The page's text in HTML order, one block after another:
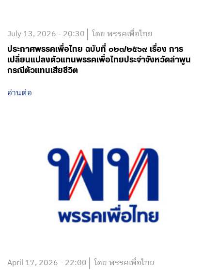
July 13, 2026 - 20:30 โดย พรรคเพื่อไทย
ประกาศพรรคเพื่อไทย ฉบับที่ ๐๒๓/๒๕๖๙ เรื่อง การ
เปลี่ยนแปลงตัวแทนพรรคเพื่อไทยประจำจังหวัดลำพูน
กรณีตัวแทนเสียชีวิต
อ่านต่อ
April 17, 2026 - 22:00 โดย พรรคเพื่อไทย